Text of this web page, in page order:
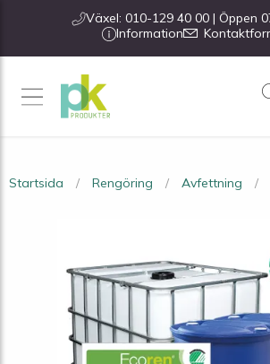
Växel: 010-129 40 00 | Öppen
Information
Startsida Rengöring Avfettning